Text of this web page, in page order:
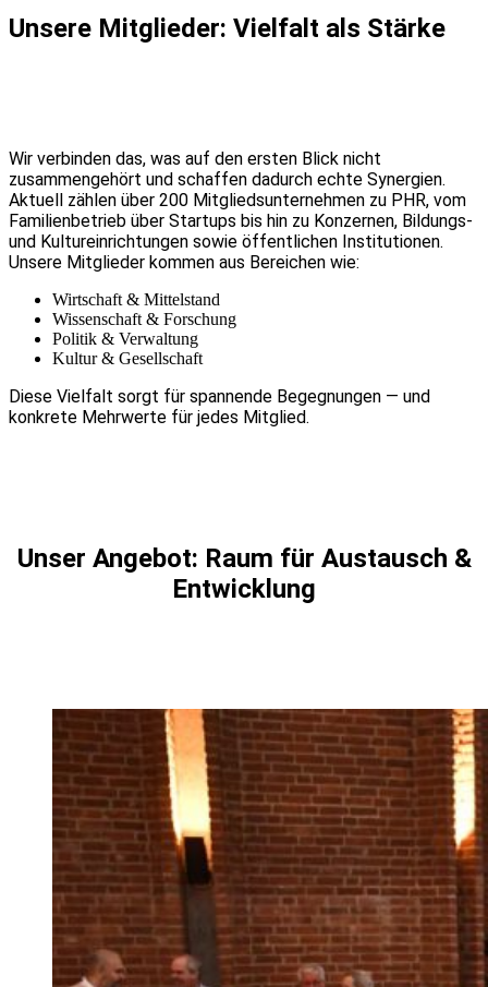
Unsere Mitglieder: Vielfalt als Stärke
Wir verbinden das, was auf den ersten Blick nicht
zusammengehört und schaffen dadurch echte Synergien.
Aktuell zählen über 200 Mitgliedsunternehmen zu PHR, vom
Familienbetrieb über Startups bis hin zu Konzernen, Bildungs-
und Kultureinrichtungen sowie öffentlichen Institutionen.
Unsere Mitglieder kommen aus Bereichen wie:
Wirtschaft & Mittelstand
Wissenschaft & Forschung
Politik & Verwaltung
Kultur & Gesellschaft
Diese Vielfalt sorgt für spannende Begegnungen — und
konkrete Mehrwerte für jedes Mitglied.
Unser Angebot: Raum für Austausch &
Entwicklung